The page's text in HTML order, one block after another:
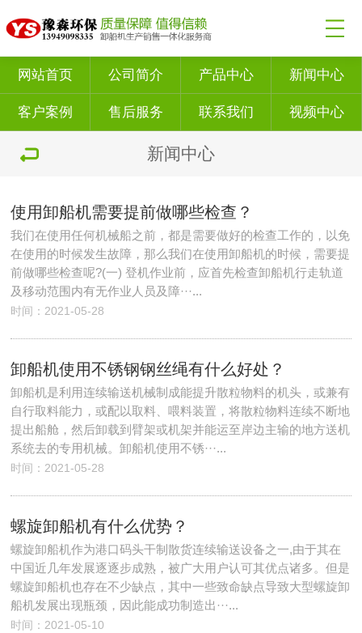
网站首页 公司简介 产品中心 新闻中心
客户案例 售后服务 联系我们 视频中心
新闻中心
使用卸船机需要提前做哪些检查？
我们在使用任何机械船之前，都是需要做好的检查工作的，以免
在使用的时候发生故障，那么我们在使用卸船机的时候，需要提
前做哪些检查呢?(一) 登机作业前，应首先检查卸船机行走轨道
及移动范围内有无作业人员及障···...
时间：2021-05-28
卸船机使用不锈钢钢丝绳有什么好处？
卸船机是利用连续输送机械制成能提升散粒物料的机头，或兼有
自行取料能力，或配以取料、喂料装置，将散粒物料连续不断地
提出船舱，然后卸载到臂架或机架并能运至岸边主输的地方送机
系统去的专用机械。卸船机使用不锈···...
时间：2021-05-28
螺旋卸船机有什么优势？
螺旋卸船机作为港口码头干制散货连续输送设备之一,由于其在
中国近几年发展逐逐步成熟，被广大用户认可其优点诸多。但是
螺旋卸船机也存在不少缺点，其中一些致命缺点导致大型螺旋卸
船机发展出现瓶颈，因此能成功制造出···...
时间：2021-05-10